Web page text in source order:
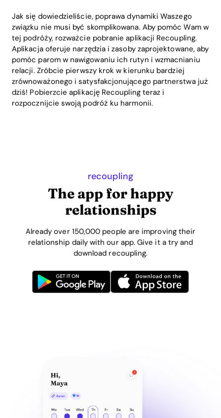
Jak się dowiedzieliście, poprawa dynamiki Waszego
związku nie musi być skomplikowana. Aby pomóc Wam w
tej podróży, rozważcie pobranie aplikacji Recoupling.
Aplikacja oferuje narzędzia i zasoby zaprojektowane, aby
pomóc parom w nawigowaniu ich rutyn i wzmacnianiu
relacji. Zróbcie pierwszy krok w kierunku bardziej
zrównoważonego i satysfakcjonującego partnerstwa już
dziś! Pobierzcie aplikację Recoupling teraz i
rozpocznijcie swoją podróż ku harmonii.
recoupling
The app for happy
relationships
Already over 150,000 people are improving their
relationship daily with our app. Give it a try and
download recoupling.